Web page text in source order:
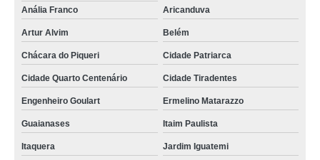
Anália Franco
Aricanduva
Artur Alvim Belém
Chácara do Piqueri Cidade Patriarca
Cidade Quarto Centenário Cidade Tiradentes
Engenheiro Goulart Ermelino Matarazzo
Guaianases Itaim Paulista
Itaquera Jardim Iguatemi